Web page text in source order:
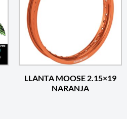
LLANTA MOOSE 2.15×19
NARANJA